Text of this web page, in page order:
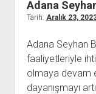
Adana
Tarih: Aralık 23,
Adana Seyhan
faaliyetleriyle
olmaya devam
dayanışmayı